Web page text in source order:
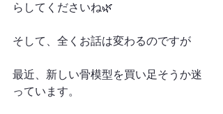
らしてくださいね🌿
そして、全くお話は変わるのですが
最近、新しい骨模型を買い足そうか迷
っています。